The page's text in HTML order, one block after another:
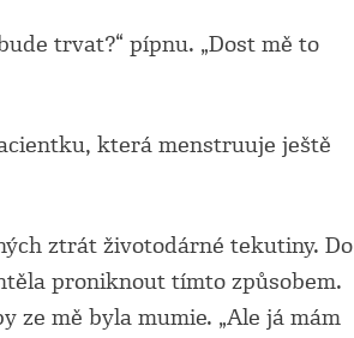
trvat?“ pípnu. „Dost mě to
která menstruuje ještě
ztrát životodárné tekutiny. Do
proniknout tímto způsobem.
ze mě byla mumie. „Ale já mám